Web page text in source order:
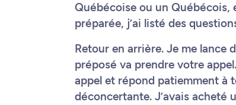
Québécoise ou un Québécois,
préparée, j’ai listé des
Retour en arrière. Je me lance
préposé va prendre votre
appel et répond patiemment à
déconcertante. J’avais